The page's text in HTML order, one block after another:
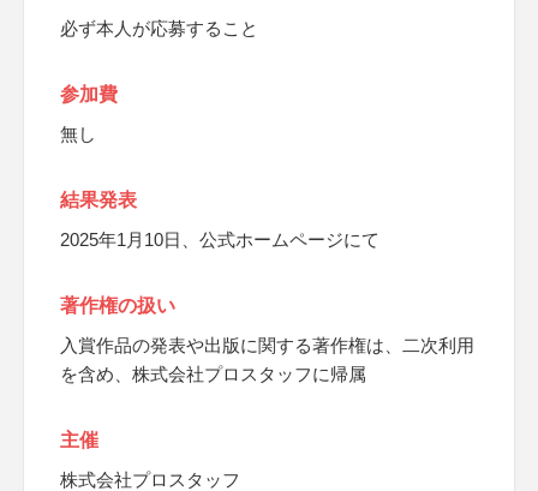
必ず本人が応募すること
参加費
無し
結果発表
2025年1月10日、公式ホームページにて
著作権の扱い
入賞作品の発表や出版に関する著作権は、二次利用
を含め、株式会社プロスタッフに帰属
主催
株式会社プロスタッフ